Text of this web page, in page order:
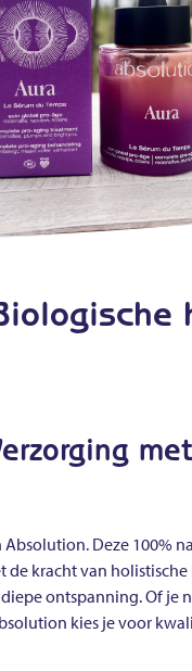
Deze 100%
kracht van
ontspanning. Of je
kies je voor